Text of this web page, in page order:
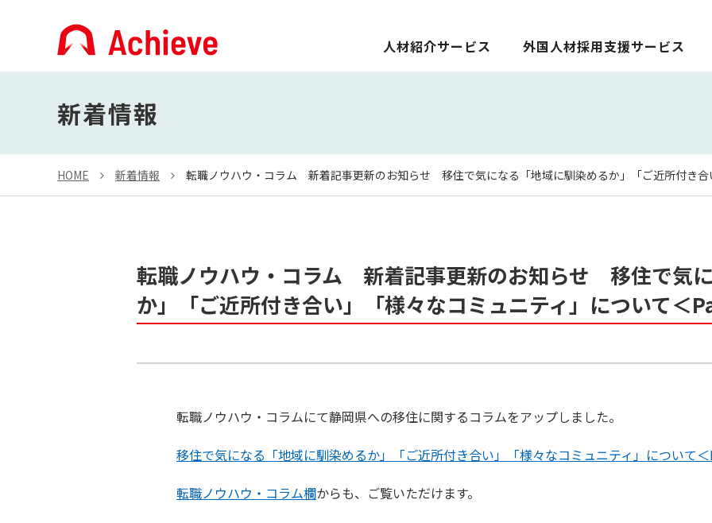
人材紹介サービス 外国人材採用支援サービス
新着情報
HOME 新着情報 転職ノウハウ・コラム 新着記事更新のお知らせ 移住で気になる「地域に馴染めるか」「ご近所付き
転職ノウハウ・コラム 新着記事更新のお知らせ 移住で気
か」「ご近所付き合い」「様々なコミュニティ」について＜
転職ノウハウ・コラムにて静岡県への移住に関するコラムをアップしました。
移住で気になる「地域に馴染めるか」「ご近所付き合い」「様々なコミュニティ」について
転職ノウハウ・コラム欄からも、ご覧いただけます。